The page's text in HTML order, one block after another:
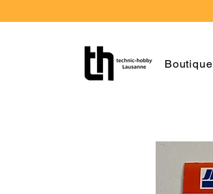
Boutique